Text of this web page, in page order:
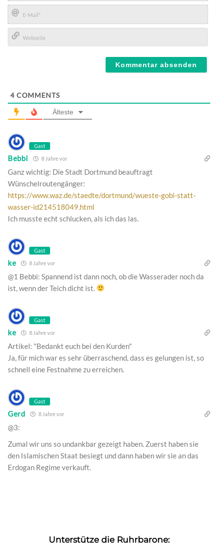
Name*
E-
Mail*
4 COMMENTS
Älteste
Gast
Bebbi 8 Jahre vor
Ganz wichtig: Die Stadt Dortmund beauftragt
Wünschelroutengänger:
https://www.waz.de/staedte/dortmund/wueste-gobi-statt-
wasser-id214518049.html
Ich musste echt schlucken, als ich das las.
Gast
ke 8 Jahre vor
@1 Bebbi: Spannend ist dann noch, ob die Wasserader noch da
ist, wenn der Teich dicht ist.
Gast
ke 8 Jahre vor
Artikel: "Bedankt euch bei den Kurden"
Ja, für mich war es sehr überraschend, dass es gelungen ist, so
schnell eine Festnahme zu erreichen.
Gast
Gerd 8 Jahre vor
@3:
Zumal wir uns so undankbar gezeigt haben. Zuerst haben sie
den Islamischen Staat besiegt und dann haben wir sie an das
Erdogan Regime verkauft.
Unterstütze die Ruhrbarone: